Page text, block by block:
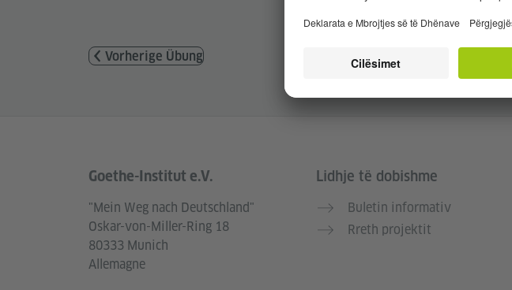
Vorherige Übung
Service- und Informationsbereich
Goethe-Institut e.V.
"Mein Weg nach Deutschland"
Oskar-von-Miller-Ring 18
80333 Munich
Allemagne
Lidhje të dobishme
Buletin informativ
Rreth projektit